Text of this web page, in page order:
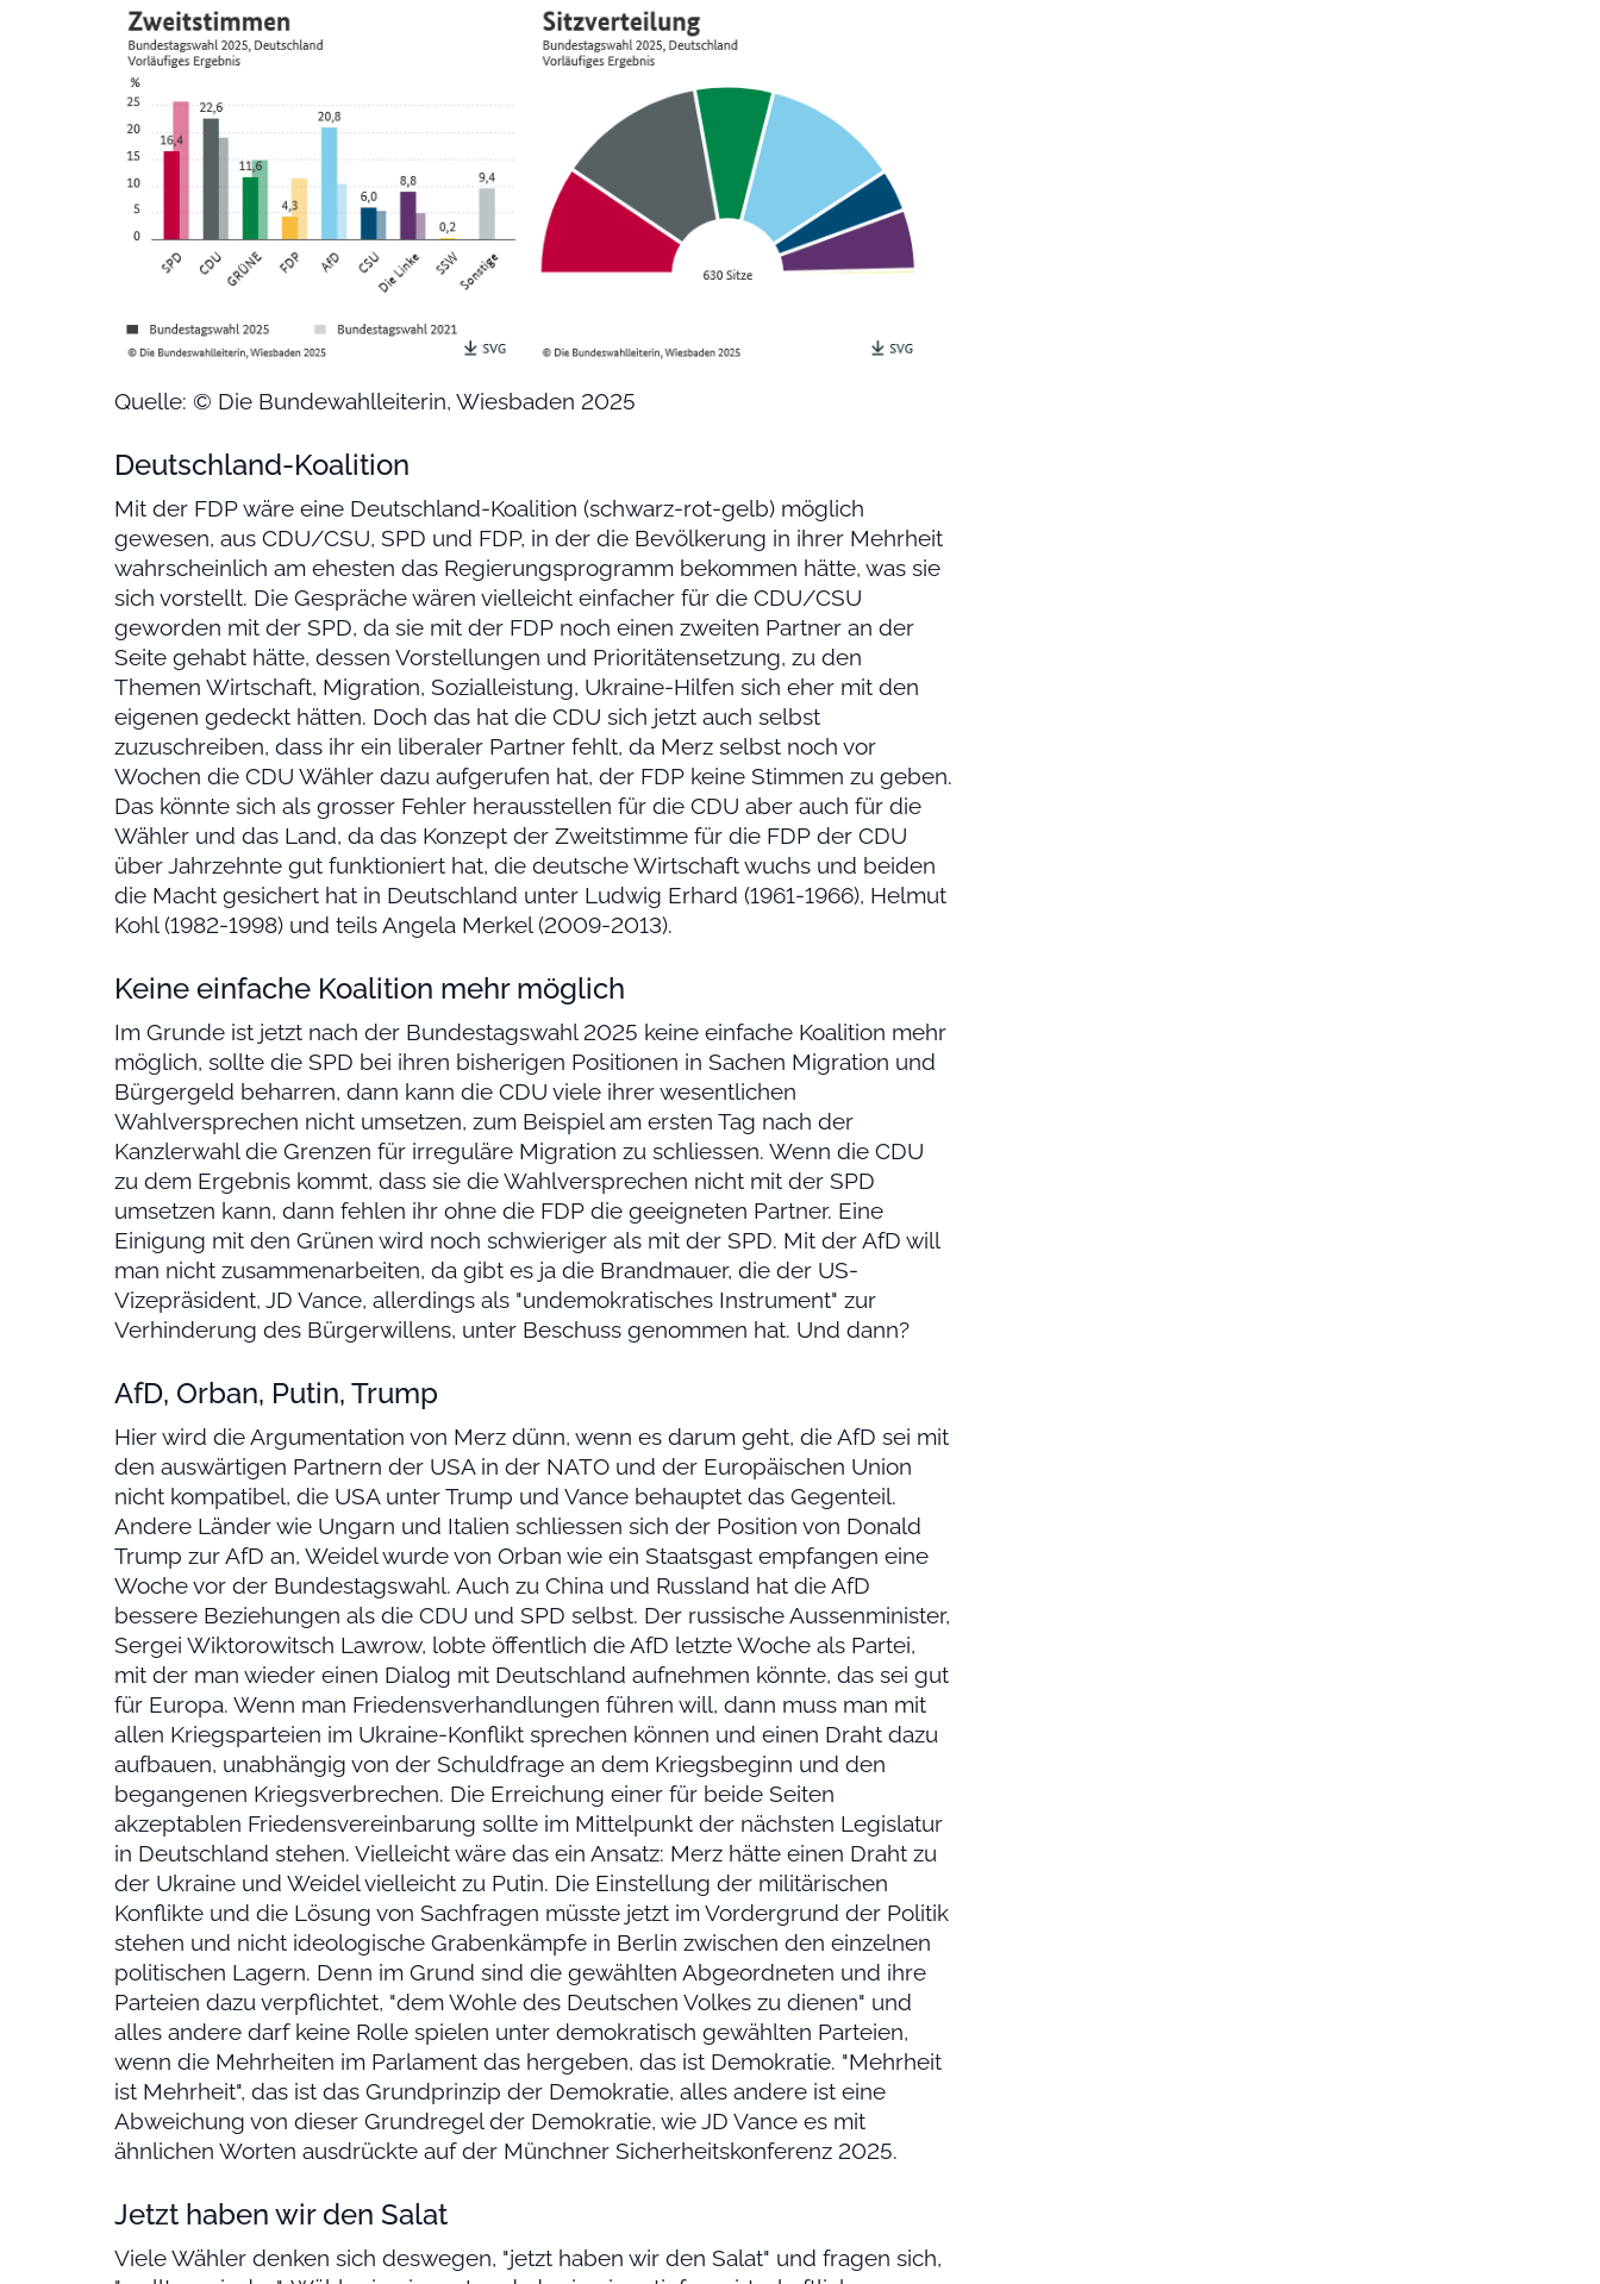
Quelle: © Die Bundewahlleiterin, Wiesbaden 2025
Deutschland-Koalition
Mit der FDP wäre eine Deutschland-Koalition (schwarz-rot-gelb) möglich
gewesen, aus CDU/CSU, SPD und FDP, in der die Bevölkerung in ihrer Mehrheit
wahrscheinlich am ehesten das Regierungsprogramm bekommen hätte, was sie
sich vorstellt. Die Gespräche wären vielleicht einfacher für die CDU/CSU
geworden mit der SPD, da sie mit der FDP noch einen zweiten Partner an der
Seite gehabt hätte, dessen Vorstellungen und Prioritätensetzung, zu den
Themen Wirtschaft, Migration, Sozialleistung, Ukraine-Hilfen sich eher mit den
eigenen gedeckt hätten. Doch das hat die CDU sich jetzt auch selbst
zuzuschreiben, dass ihr ein liberaler Partner fehlt, da Merz selbst noch vor
Wochen die CDU Wähler dazu aufgerufen hat, der FDP keine Stimmen zu geben.
Das könnte sich als grosser Fehler herausstellen für die CDU aber auch für die
Wähler und das Land, da das Konzept der Zweitstimme für die FDP der CDU
über Jahrzehnte gut funktioniert hat, die deutsche Wirtschaft wuchs und beiden
die Macht gesichert hat in Deutschland unter Ludwig Erhard (1961-1966), Helmut
Kohl (1982-1998) und teils Angela Merkel (2009-2013).
Keine einfache Koalition mehr möglich
Im Grunde ist jetzt nach der Bundestagswahl 2025 keine einfache Koalition mehr
möglich, sollte die SPD bei ihren bisherigen Positionen in Sachen Migration und
Bürgergeld beharren, dann kann die CDU viele ihrer wesentlichen
Wahlversprechen nicht umsetzen, zum Beispiel am ersten Tag nach der
Kanzlerwahl die Grenzen für irreguläre Migration zu schliessen. Wenn die CDU
zu dem Ergebnis kommt, dass sie die Wahlversprechen nicht mit der SPD
umsetzen kann, dann fehlen ihr ohne die FDP die geeigneten Partner. Eine
Einigung mit den Grünen wird noch schwieriger als mit der SPD. Mit der AfD will
man nicht zusammenarbeiten, da gibt es ja die Brandmauer, die der US-
Vizepräsident, JD Vance, allerdings als "undemokratisches Instrument" zur
Verhinderung des Bürgerwillens, unter Beschuss genommen hat. Und dann?
AfD, Orban, Putin, Trump
Hier wird die Argumentation von Merz dünn, wenn es darum geht, die AfD sei mit
den auswärtigen Partnern der USA in der NATO und der Europäischen Union
nicht kompatibel, die USA unter Trump und Vance behauptet das Gegenteil.
Andere Länder wie Ungarn und Italien schliessen sich der Position von Donald
Trump zur AfD an, Weidel wurde von Orban wie ein Staatsgast empfangen eine
Woche vor der Bundestagswahl. Auch zu China und Russland hat die AfD
bessere Beziehungen als die CDU und SPD selbst. Der russische Aussenminister,
Sergei Wiktorowitsch Lawrow, lobte öffentlich die AfD letzte Woche als Partei,
mit der man wieder einen Dialog mit Deutschland aufnehmen könnte, das sei gut
für Europa. Wenn man Friedensverhandlungen führen will, dann muss man mit
allen Kriegsparteien im Ukraine-Konflikt sprechen können und einen Draht dazu
aufbauen, unabhängig von der Schuldfrage an dem Kriegsbeginn und den
begangenen Kriegsverbrechen. Die Erreichung einer für beide Seiten
akzeptablen Friedensvereinbarung sollte im Mittelpunkt der nächsten Legislatur
in Deutschland stehen. Vielleicht wäre das ein Ansatz: Merz hätte einen Draht zu
der Ukraine und Weidel vielleicht zu Putin. Die Einstellung der militärischen
Konflikte und die Lösung von Sachfragen müsste jetzt im Vordergrund der Politik
stehen und nicht ideologische Grabenkämpfe in Berlin zwischen den einzelnen
politischen Lagern. Denn im Grund sind die gewählten Abgeordneten und ihre
Parteien dazu verpflichtet, "dem Wohle des Deutschen Volkes zu dienen" und
alles andere darf keine Rolle spielen unter demokratisch gewählten Parteien,
wenn die Mehrheiten im Parlament das hergeben, das ist Demokratie. "Mehrheit
ist Mehrheit", das ist das Grundprinzip der Demokratie, alles andere ist eine
Abweichung von dieser Grundregel der Demokratie, wie JD Vance es mit
ähnlichen Worten ausdrückte auf der Münchner Sicherheitskonferenz 2025.
Jetzt haben wir den Salat
Viele Wähler denken sich deswegen, "jetzt haben wir den Salat" und fragen sich,